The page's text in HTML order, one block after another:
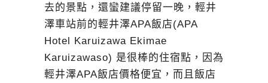
去的景點，還蠻建議停留一晚，輕井
澤車站前的輕井澤APA飯店(APA
Hotel Karuizawa Ekimae
Karuizawaso) 是很棒的住宿點，因為
輕井澤APA飯店價格便宜，而且飯店